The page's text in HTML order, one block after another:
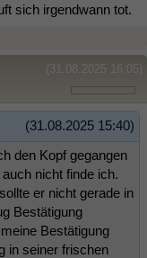
sich irgendwann tot.
(31.08.2025 16:05)
(31.08.2025 15:40)
den Kopf gegangen
nicht finde ich.
er nicht gerade in
Bestätigung
Bestätigung
in seiner frischen